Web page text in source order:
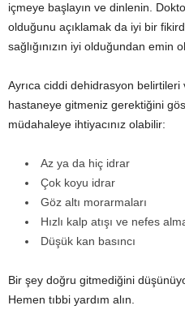
içmeye başlayın ve dinlenin.
olduğunu açıklamak da iyi bir
sağlığınızın iyi olduğundan emin
Ayrıca ciddi dehidrasyon belirtileri
hastaneye gitmeniz gerektiğini
müdahaleye ihtiyacınız olabilir:
Az ya da hiç idrar
Çok koyu idrar
Göz altı morarmaları
Hızlı kalp atışı ve nefes
Düşük kan basıncı
Bir şey doğru gitmediğini
Hemen tıbbi yardım alın.